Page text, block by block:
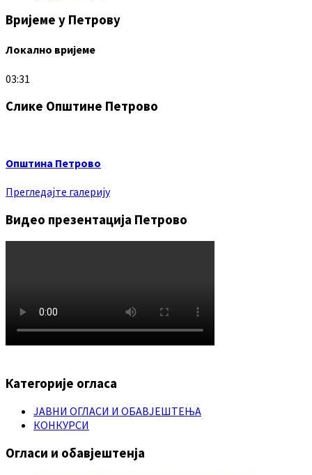
Вријеме у Петрову
Локално вријеме
03:31
Слике Општине Петрово
Општина Петрово
Прегледајте галерију
Видео презентација Петрово
Категорије огласа
ЈАВНИ ОГЛАСИ И ОБАВЈЕШТЕЊА
КОНКУРСИ
Огласи и обавјештенја